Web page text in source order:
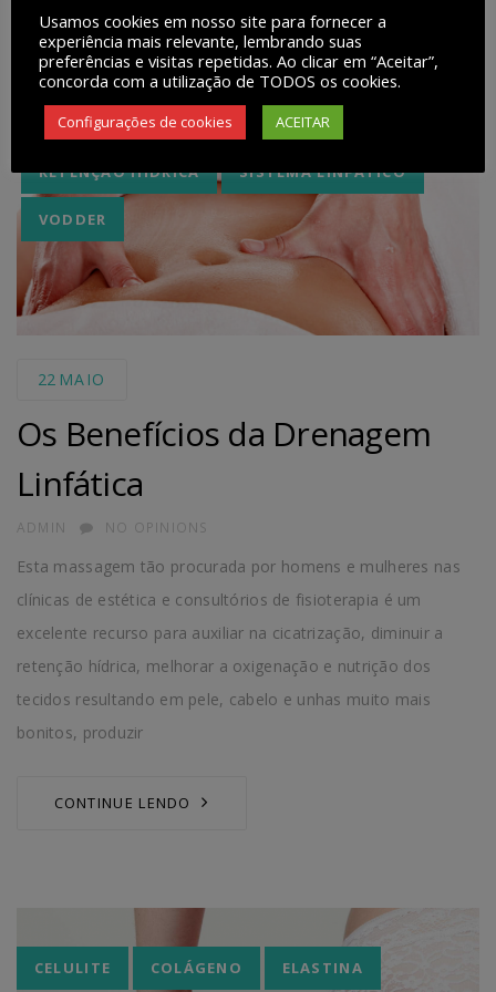
CELULITE DRENAGEM LINFÁTICA
RETENÇÃO HÍDRICA SISTEMA LINFÁTICO
VODDER
22 MAIO
Os Benefícios da Drenagem
Linfática
AUTHOR
ADMIN NO OPINIONS
Esta massagem tão procurada por homens e mulheres nas
clínicas de estética e consultórios de fisioterapia é um
excelente recurso para auxiliar na cicatrização, diminuir a
retenção hídrica, melhorar a oxigenação e nutrição dos
tecidos resultando em pele, cabelo e unhas muito mais
bonitos, produzir
CONTINUE LENDO
Tags
CELULITE COLÁGENO ELASTINA
Usamos cookies em nosso site para fornecer a
experiência mais relevante, lembrando suas
preferências e visitas repetidas. Ao clicar em “Aceitar”,
concorda com a utilização de TODOS os cookies.
Configurações de cookies ACEITAR